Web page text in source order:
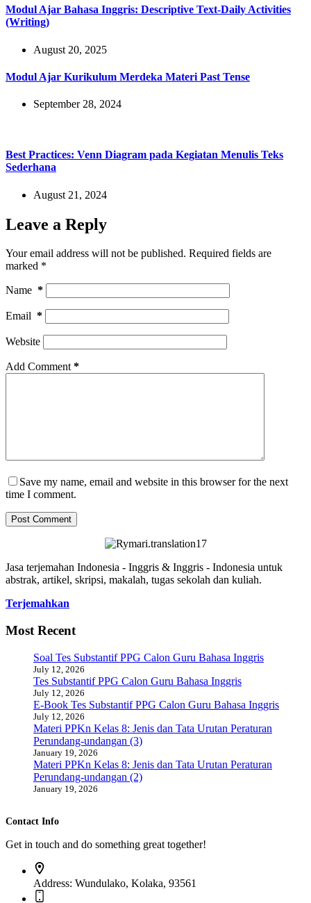
Modul Ajar Bahasa Inggris: Descriptive Text-Daily Activities
(Writing)
August 20, 2025
Modul Ajar Kurikulum Merdeka Materi Past Tense
September 28, 2024
Best Practices: Venn Diagram pada Kegiatan Menulis Teks
Sederhana
August 21, 2024
Leave a Reply
Your email address will not be published. Required fields are
marked *
Name *
Email *
Website
Add Comment*
Save my name, email and website in this browser for the next
time I comment.
Post Comment
Jasa terjemahan Indonesia - Inggris & Inggris - Indonesia untuk
abstrak, artikel, skripsi, makalah, tugas sekolah dan kuliah.
Terjemahkan
Most Recent
Soal Tes Substantif PPG Calon Guru Bahasa Inggris
July 12, 2026
Tes Substantif PPG Calon Guru Bahasa Inggris
July 12, 2026
E-Book Tes Substantif PPG Calon Guru Bahasa Inggris
July 12, 2026
Materi PPKn Kelas 8: Jenis dan Tata Urutan Peraturan
Perundang-undangan (3)
January 19, 2026
Materi PPKn Kelas 8: Jenis dan Tata Urutan Peraturan
Perundang-undangan (2)
January 19, 2026
Contact Info
Get in touch and do something great together!
Address: Wundulako, Kolaka, 93561